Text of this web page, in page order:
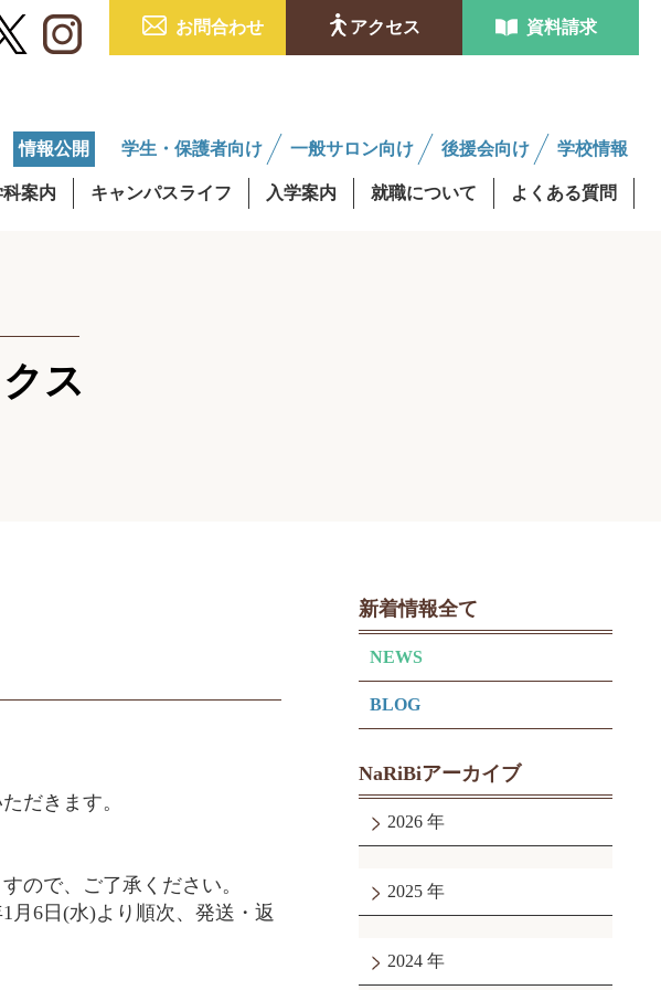
お問合わせ アクセス 資料請求
情報公開 学生・保護者向け 一般サロン向け 後援会向け 学校情報
案内
通信課程
キャンパスライフ 入学案内 就職について
インタビュー
よくある質問
ス
だきます。
ので、ご了承ください。
月6日(水)より順次、発送・返
新着情報全て
NEWS
BLOG
NaRiBiアーカイブ
2026
2025
2024